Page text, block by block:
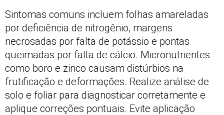
Sintomas comuns incluem folhas amareladas
por deficiência de nitrogênio, margens
necrosadas por falta de potássio e pontas
queimadas por falta de cálcio. Micronutrientes
como boro e zinco causam distúrbios na
frutificação e deformações. Realize análise de
solo e foliar para diagnosticar corretamente e
aplique correções pontuais. Evite aplicação